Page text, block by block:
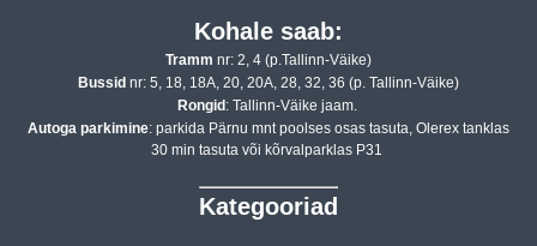
Kohale saab:
Tramm nr: 2, 4 (p.Tallinn-Väike)
Bussid nr: 5, 18, 18A, 20, 20A, 28, 32, 36 (p. Tallinn-Väike)
Rongid : Tallinn-Väike jaam.
Autoga parkimine: parkida Pärnu mnt poolses osas tasuta, Olerex tanklas
30 min tasuta või kõrvalparklas P31
Kategooriad